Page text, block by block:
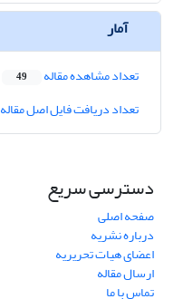
آمار
تعداد مشاهده مقاله 49
تعداد دریافت فایل اصل مقاله
دسترسی سریع
صفحه اصلی
درباره نشریه
اعضای هیات تحریریه
ارسال مقاله
تماس با ما